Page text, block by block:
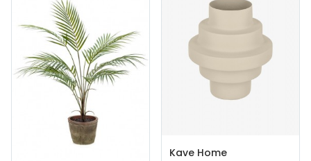
Kave Home